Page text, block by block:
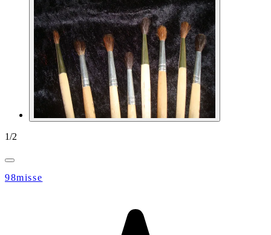
1/2
98misse